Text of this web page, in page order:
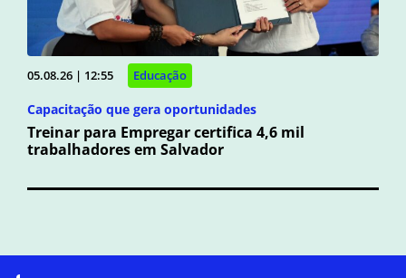
05.08.26 | 12:55 Educação
Capacitação que gera oportunidades
Treinar para Empregar certifica 4,6 mil
trabalhadores em Salvador